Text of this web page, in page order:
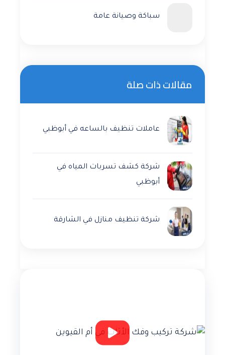
سباكة وصيانة عامة
مقالات ذات صلة
عاملات تنظيف بالساعه في أبوظبي
شركة كشف تسربات المياه في
أبوظبي
شركة تنظيف منازل في الشارقة